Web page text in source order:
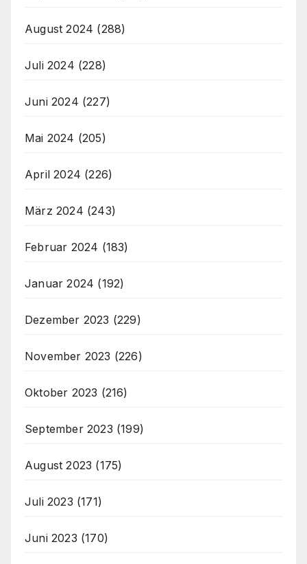
August 2024 (288)
Juli 2024 (228)
Juni 2024 (227)
Mai 2024 (205)
April 2024 (226)
März 2024 (243)
Februar 2024 (183)
Januar 2024 (192)
Dezember 2023 (229)
November 2023 (226)
Oktober 2023 (216)
September 2023 (199)
August 2023 (175)
Juli 2023 (171)
Juni 2023 (170)